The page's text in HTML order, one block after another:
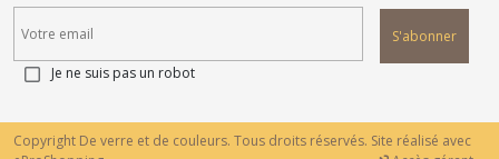
S'abonner
Je ne suis pas un robot
Copyright De verre et de couleurs. Tous droits réservés. Site réalisé avec